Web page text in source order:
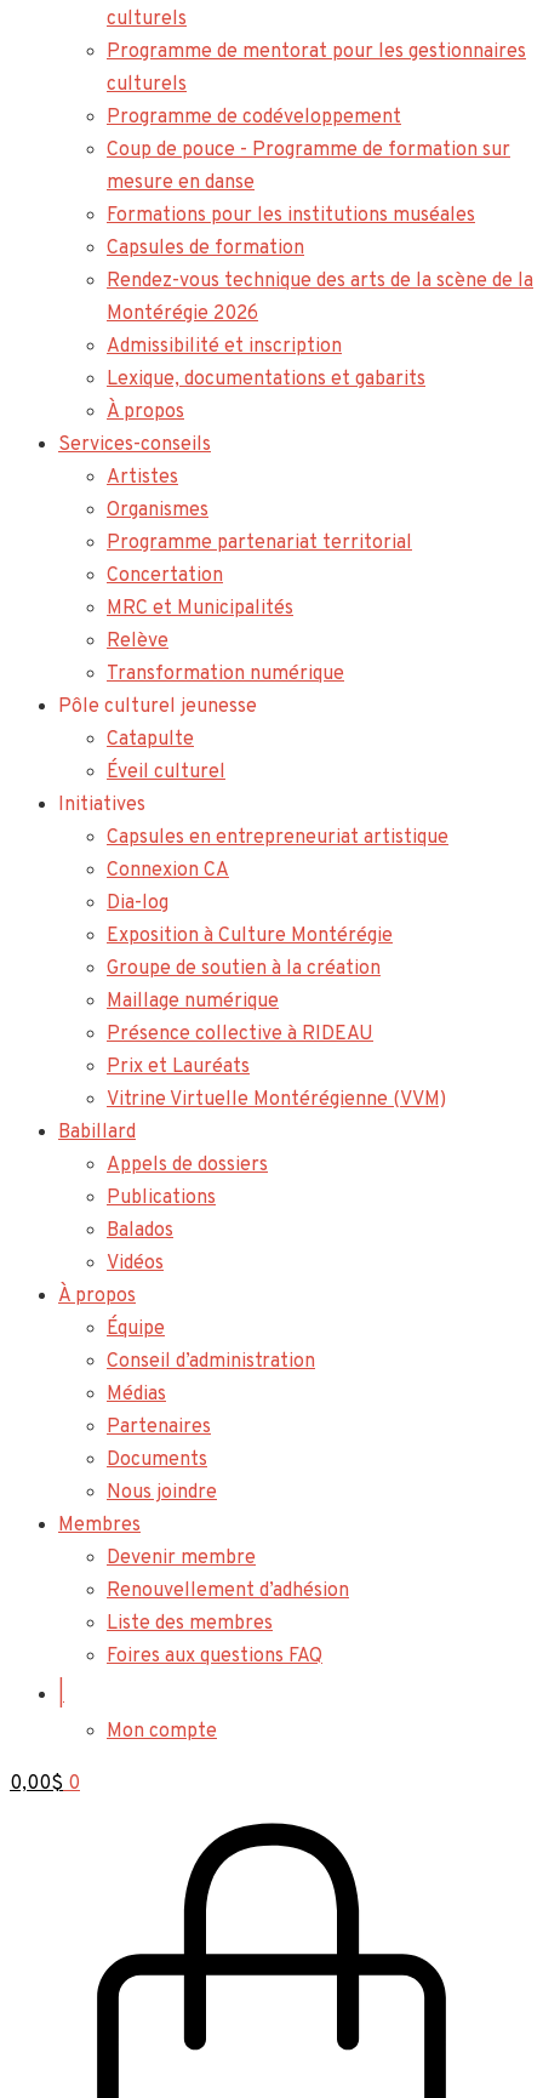
culturels
Programme de mentorat pour les gestionnaires
culturels
Programme de codéveloppement
Coup de pouce - Programme de formation sur
mesure en danse
Formations pour les institutions muséales
Capsules de formation
Rendez-vous technique des arts de la scène de la
Montérégie 2026
Admissibilité et inscription
Lexique, documentations et gabarits
À propos
Services-conseils
Artistes
Organismes
Programme partenariat territorial
Concertation
MRC et Municipalités
Relève
Transformation numérique
Pôle culturel jeunesse
Catapulte
Éveil culturel
Initiatives
Capsules en entrepreneuriat artistique
Connexion CA
Dia-log
Exposition à Culture Montérégie
Groupe de soutien à la création
Maillage numérique
Présence collective à RIDEAU
Prix et Lauréats
Vitrine Virtuelle Montérégienne (VVM)
Babillard
Appels de dossiers
Publications
Balados
Vidéos
À propos
Équipe
Conseil d’administration
Médias
Partenaires
Documents
Nous joindre
Membres
Devenir membre
Renouvellement d’adhésion
Liste des membres
Foires aux questions FAQ
|
Mon compte
0,00$ 0